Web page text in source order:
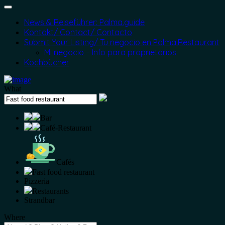
News & Reiseführer: Palma.guide
Kontakt/ Contact/ Contacto
Submit Your Listing/ Tu negocio en Palma.Restaurant
Mi negocio – Info para proprietarios
Kochbücher
What
Bar
Café-Restaurant
Cafés
Fast food restaurant
Pizzeria
Restaurants
Strandbar
Where